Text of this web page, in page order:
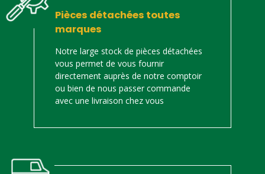
Pièces détachées toutes
marques
Notre large stock de pièces détachées
vous permet de vous fournir
directement auprès de notre comptoir
ou bien de nous passer commande
avec une livraison chez vous